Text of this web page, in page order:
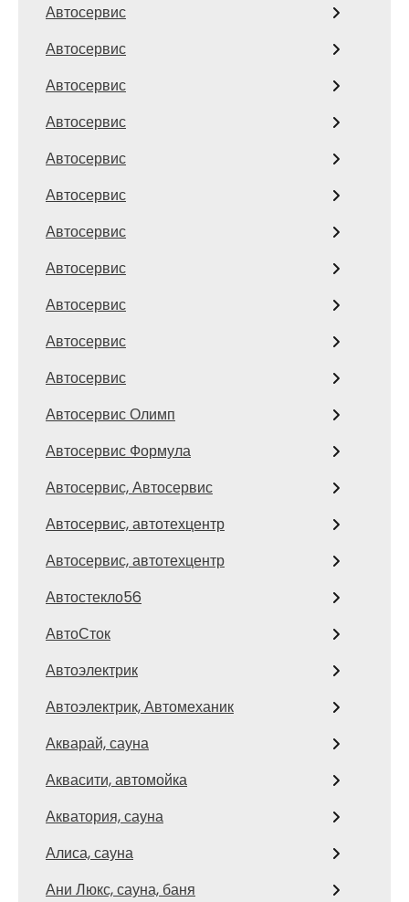
Автосервис
Автосервис
Автосервис
Автосервис
Автосервис
Автосервис
Автосервис
Автосервис
Автосервис
Автосервис
Автосервис
Автосервис Олимп
Автосервис Формула
Автосервис, Автосервис
Автосервис, автотехцентр
Автосервис, автотехцентр
Автостекло56
АвтоСток
Автоэлектрик
Автоэлектрик, Автомеханик
Акварай, сауна
Аквасити, автомойка
Акватория, сауна
Алиса, сауна
Ани Люкс, сауна, баня